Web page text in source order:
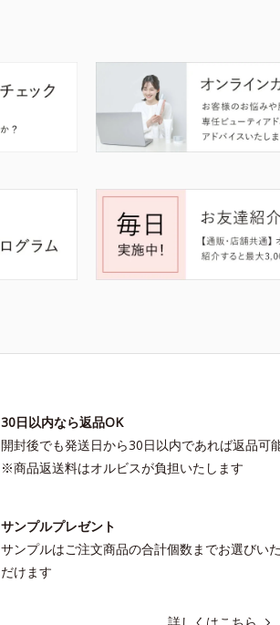
30日以内なら返品OK
開封後でも発送日から30日以内であれば返品可
※商品返送料はオルビスが負担いたします
サンプルプレゼント
サンプルはご注文商品の合計個数までお選びいた
だけます